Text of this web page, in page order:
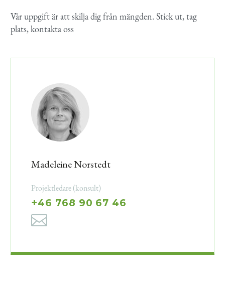
Vår uppgift är att skilja dig från mängden. Stick ut, tag
plats, kontakta oss
Madeleine Norstedt
Projektledare (konsult)
+46 768 90 67 46